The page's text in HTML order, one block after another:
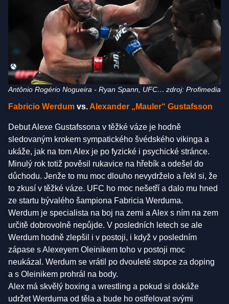
Antônio Rogério Nogueira - Ryan Spann, UFC
zdroj: Profimedia
Fabricio Werdum vs. Alexander „Mauler“ Gustafsson
Debut Alexe Gustafssona v těžké váze je hodně
sledovaným krokem sympatického švédského vikinga a
ukáže, jak na tom Alex je po fyzické i psychické stránce.
Minulý rok totiž pověsil rukavice na hřebík a odešel do
důchodu. Jenže to mu moc dlouho nevydrželo a řekl si, že
to zkusí v těžké váze. UFC ho moc nešetří a dalo mu hned
ze startu bývalého šampiona Fabricia Werduma.
Werdum je specialista na boj na zemi a Alex s ním na zem
určitě dobrovolně nepůjde. V posledních letech se ale
Werdum hodně zlepšil i v postoji, i když v posledním
zápase s Alexeyem Oleinikem toho v postoji moc
neukázal. Werdum se vrátil po dvouleté stopce za doping
a s Oleinikem prohrál na body.
Alex má skvělý boxing a wrestling a pokud si dokáže
udržet Werduma od těla a bude ho ostřelovat svými